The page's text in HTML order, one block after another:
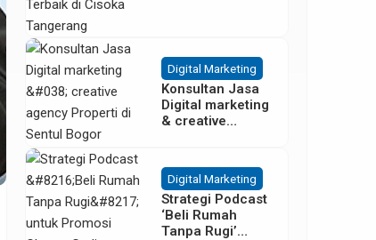
Tangerang
Digital Marketing
Konsultan Jasa
Digital marketing
& creative
Digital Marketing
Strategi Podcast
‘Beli Rumah
Tanpa Rugi’